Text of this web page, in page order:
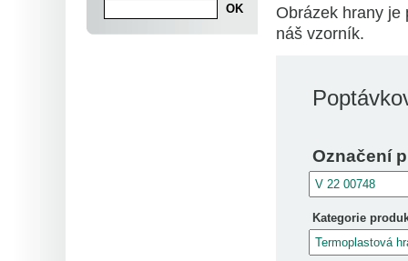
Obrázek hrany je
náš vzorník.
Označení
Kategorie